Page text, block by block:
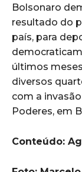
Bolsonaro
resultado do
país, para
últimos
diversos
com a
Poderes, em
Conteúdo: